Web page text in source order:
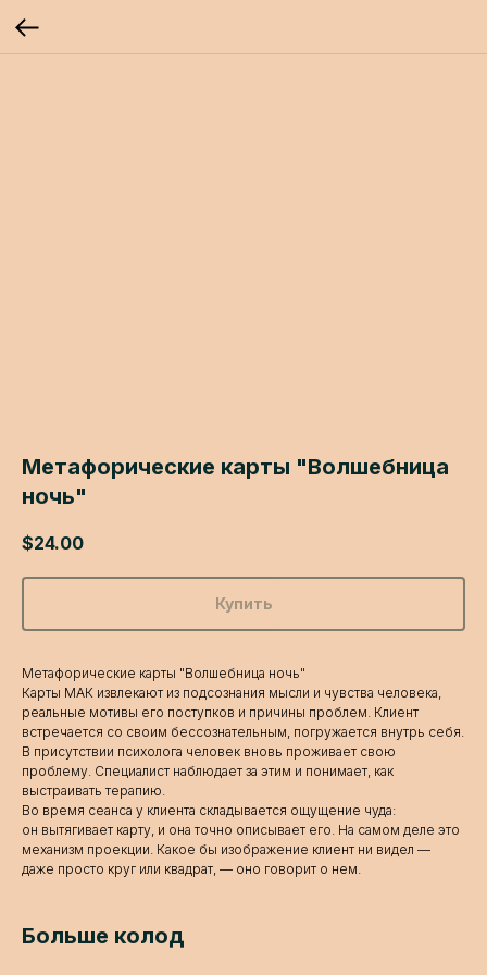
Метафорические карты "Волшебница
ночь"
$24.00
Купить
Метафорические карты "Волшебница ночь"
Карты МАК извлекают из подсознания мысли и чувства человека,
реальные мотивы его поступков и причины проблем. Клиент
встречается со своим бессознательным, погружается внутрь себя.
В присутствии психолога человек вновь проживает свою
проблему. Специалист наблюдает за этим и понимает, как
выстраивать терапию.
Во время сеанса у клиента складывается ощущение чуда:
он вытягивает карту, и она точно описывает его. На самом деле это
механизм проекции. Какое бы изображение клиент ни видел —
даже просто круг или квадрат, — оно говорит о нем.
Больше колод